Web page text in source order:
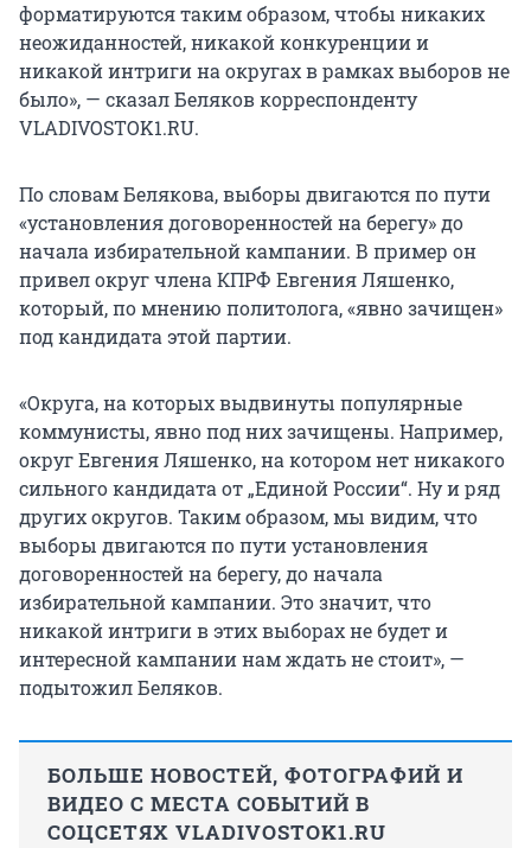
форматируются таким образом, чтобы никаких
неожиданностей, никакой конкуренции и
никакой интриги на округах в рамках выборов не
было», — сказал Беляков корреспонденту
VLADIVOSTOK1.RU.
По словам Белякова, выборы двигаются по пути
«установления договоренностей на берегу» до
начала избирательной кампании. В пример он
привел округ члена КПРФ Евгения Ляшенко,
который, по мнению политолога, «явно зачищен»
под кандидата этой партии.
«Округа, на которых выдвинуты популярные
коммунисты, явно под них зачищены. Например,
округ Евгения Ляшенко, на котором нет никакого
сильного кандидата от „Единой России“. Ну и ряд
других округов. Таким образом, мы видим, что
выборы двигаются по пути установления
договоренностей на берегу, до начала
избирательной кампании. Это значит, что
никакой интриги в этих выборах не будет и
интересной кампании нам ждать не стоит», —
подытожил Беляков.
БОЛЬШЕ НОВОСТЕЙ, ФОТОГРАФИЙ И
ВИДЕО С МЕСТА СОБЫТИЙ В
СОЦСЕТЯХ VLADIVOSTOK1.RU